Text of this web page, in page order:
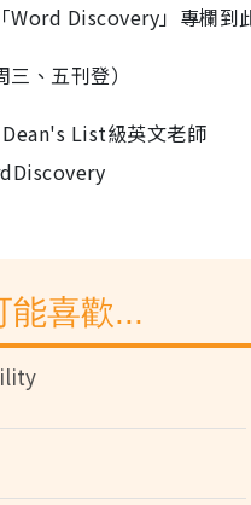
Word Discovery」專欄
三、五刊登）
List級英文老師
能喜歡...